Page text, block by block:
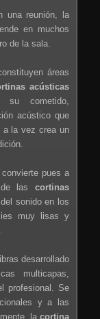
una reunión, la
en muchos
de la sala.
áreas
acústicas
su cometido,
acústico que
a la vez crea un
pues a
de las cortinas
sonido en los
muy lisas y
desarrollado
multicapas,
profesional. Se
y a las
la cortina